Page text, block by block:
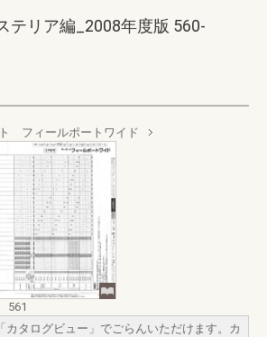
テリア編_2008年度版 560-
フィールポートワイド
561
カタログビュー」でごらんいただけます。カ